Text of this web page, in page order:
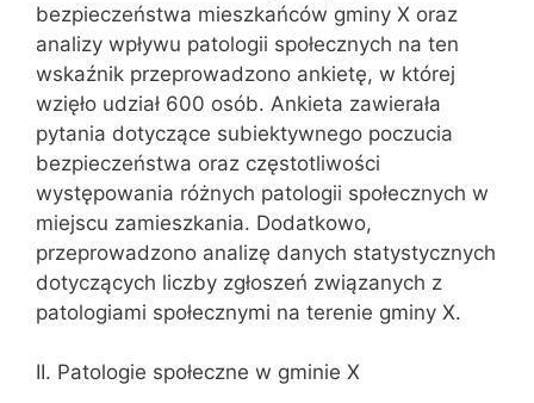
bezpieczeństwa mieszkańców gminy X oraz
analizy wpływu patologii społecznych na ten
wskaźnik przeprowadzono ankietę, w której
wzięło udział 600 osób. Ankieta zawierała
pytania dotyczące subiektywnego poczucia
bezpieczeństwa oraz częstotliwości
występowania różnych patologii społecznych w
miejscu zamieszkania. Dodatkowo,
przeprowadzono analizę danych statystycznych
dotyczących liczby zgłoszeń związanych z
patologiami społecznymi na terenie gminy X.
II. Patologie społeczne w gminie X